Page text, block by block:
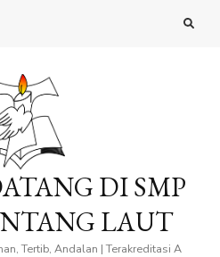
DI SMP
LAUT
Tertib, Andalan | Terakreditasi A